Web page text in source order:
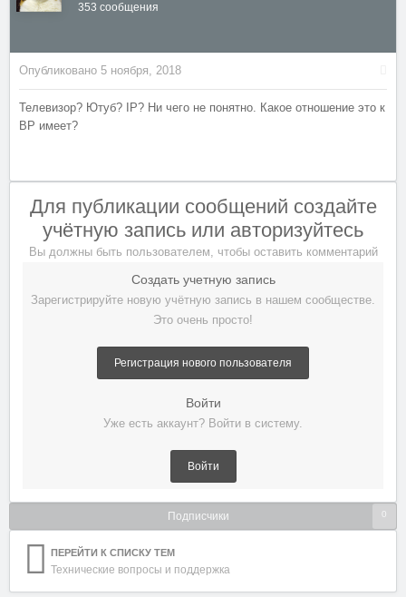
353 сообщения
Опубликовано 5 ноября, 2018
Телевизор? Ютуб? IP? Ни чего не понятно. Какое отношение это к
ВР имеет?
Для публикации сообщений создайте
учётную запись или авторизуйтесь
Вы должны быть пользователем, чтобы оставить комментарий
Создать учетную запись
Зарегистрируйте новую учётную запись в нашем сообществе.
Это очень просто!
Регистрация нового пользователя
Войти
Уже есть аккаунт? Войти в систему.
Войти
Подписчики 0
ПЕРЕЙТИ К СПИСКУ ТЕМ
Технические вопросы и поддержка